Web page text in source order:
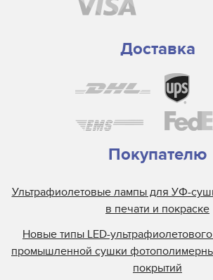
Доставка
Покупателю
Ультрафиолетовые лампы для УФ-
в печати и покраске
Новые типы LED-
промышленной сушки
покрытий